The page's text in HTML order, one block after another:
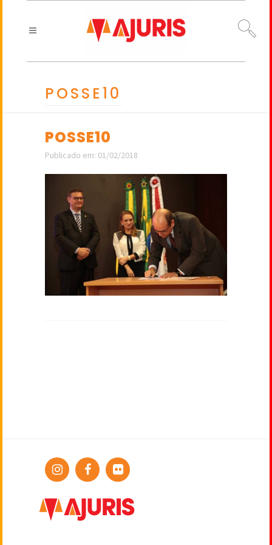
POSSE10
POSSE10
Publicado em: 01/02/2018